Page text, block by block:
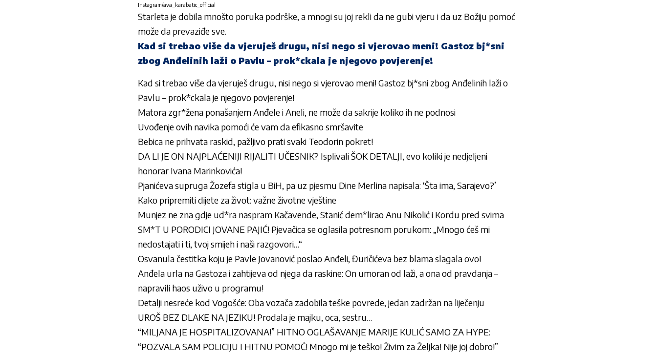
Instagram/ava_karabatic_official
Starleta je dobila mnošto poruka podrške, a mnogi su joj rekli da ne gubi vjeru i da uz Božiju pomoć
može da prevaziđe sve.
Kad si trebao više da vjeruješ drugu, nisi nego si vjerovao meni! Gastoz bj*sni
zbog Anđelinih laži o Pavlu – prok*ckala je njegovo povjerenje!
Kad si trebao više da vjeruješ drugu, nisi nego si vjerovao meni! Gastoz bj*sni zbog Anđelinih laži o
Pavlu – prok*ckala je njegovo povjerenje!
Matora zgr*žena ponašanjem Anđele i Aneli, ne može da sakrije koliko ih ne podnosi
Uvođenje ovih navika pomoći će vam da efikasno smršavite
Bebica ne prihvata raskid, pažljivo prati svaki Teodorin pokret!
DA LI JE ON NAJPLAĆENIJI RIJALITI UČESNIK? Isplivali ŠOK DETALJI, evo koliki je nedjeljeni
honorar Ivana Marinkovića!
Pjanićeva supruga Žozefa stigla u BiH, pa uz pjesmu Dine Merlina napisala: ‘Šta ima, Sarajevo?’
Kako pripremiti dijete za život: važne životne vještine
Munjez ne zna gdje ud*ra naspram Kačavende, Stanić dem*lirao Anu Nikolić i Kordu pred svima
SM*T U PORODICI JOVANE PAJIĆ! Pjevačica se oglasila potresnom porukom: „Mnogo ćeš mi
nedostajati i ti, tvoj smijeh i naši razgovori…“
Osvanula čestitka koju je Pavle Jovanović poslao Anđeli, Đuričićeva bez blama slagala ovo!
Anđela urla na Gastoza i zahtijeva od njega da raskine: On umoran od laži, a ona od pravdanja –
napravili haos uživo u programu!
Detalji nesreće kod Vogošće: Oba vozača zadobila teške povrede, jedan zadržan na liječenju
UROŠ BEZ DLAKE NA JEZIKU! Prodala je majku, oca, sestru…
“MILJANA JE HOSPITALIZOVANA!” HITNO OGLAŠAVANJE MARIJE KULIĆ SAMO ZA HYPE:
“POZVALA SAM POLICIJU I HITNU POMOĆ! Mnogo mi je teško! Živim za Željka! Nije joj dobro!”